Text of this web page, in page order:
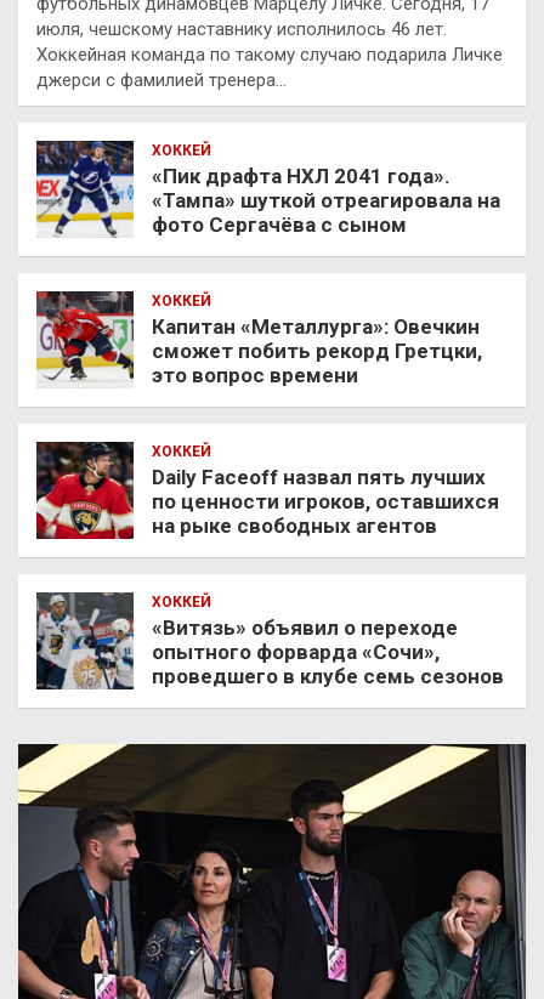
июля, чешскому наставнику исполнилось 46 лет.
Хоккейная команда по такому случаю подарила Личке
джерси с фамилией тренера…
ХОККЕЙ
«Пик драфта НХЛ 2041 года».
«Тампа» шуткой отреагировала на
фото Сергачёва с сыном
ХОККЕЙ
Капитан «Металлурга»: Овечкин
сможет побить рекорд Гретцки,
это вопрос времени
ХОККЕЙ
Daily Faceoff назвал пять лучших
по ценности игроков, оставшихся
на рыке свободных агентов
ХОККЕЙ
«Витязь» объявил о переходе
опытного форварда «Сочи»,
проведшего в клубе семь сезонов